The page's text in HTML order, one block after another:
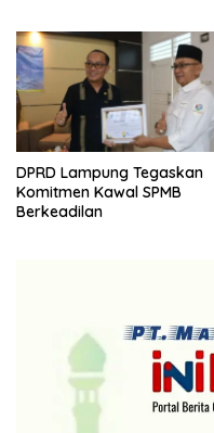
DPRD Lampung Tegaskan
Komitmen Kawal SPMB
Berkeadilan